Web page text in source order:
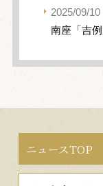
2025/09/10
南座「吉
ニュースTOP